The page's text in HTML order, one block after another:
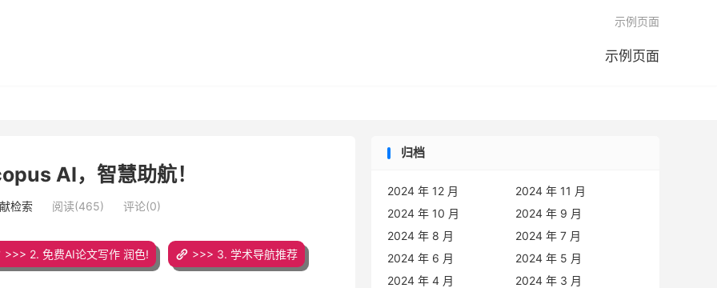
示例页面
示例页面
AI，智慧助航！
检索 阅读(465) 评论(0)
>>> 2. 免费AI论文写作 润色! >>> 3. 学术导航推荐
归档
2024 年 12 月
2024 年 11 月
2024 年 10 月
2024 年 9 月
2024 年 8 月
2024 年 7 月
2024 年 6 月
2024 年 5 月
2024 年 4 月
2024 年 3 月